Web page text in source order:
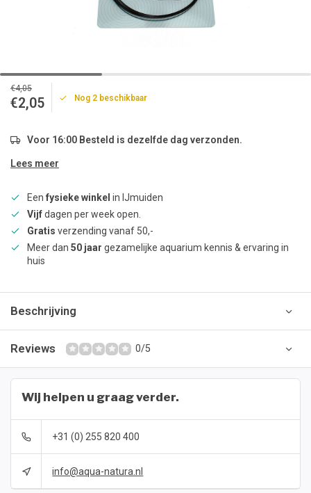
€4,05
€2,05 Nog 2 beschikbaar
Voor 16:00 Besteld is dezelfde dag verzonden.
Lees meer
Een fysieke winkel in IJmuiden
Vijfdagen per week open.
Gratis verzending vanaf 50,-
Meer dan 50 jaar gezamelijke aquarium kennis & ervaring in
huis
Beschrijving
Reviews 0/5
Wij helpen u graag verder.
+31 (0) 255 820 400
info@aqua-natura.nl